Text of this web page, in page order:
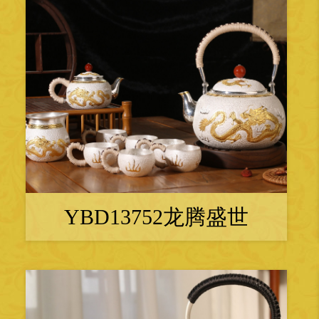
YBD13752龙腾盛世